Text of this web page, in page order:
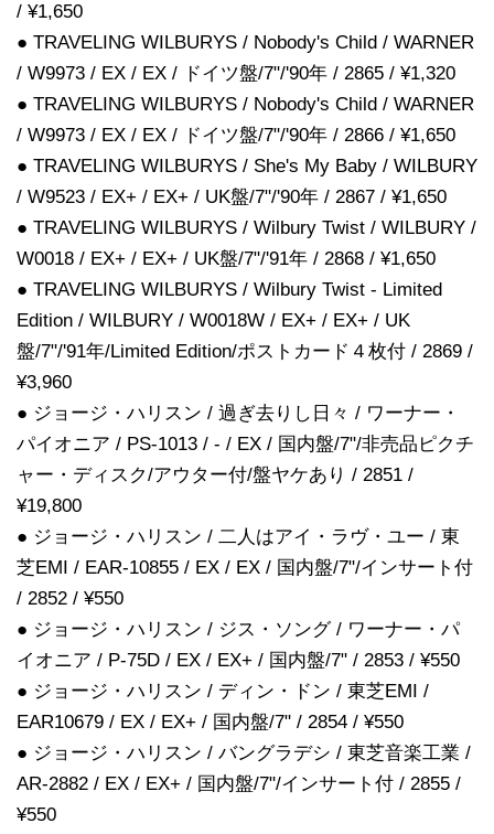
/ ¥1,650
● TRAVELING WILBURYS / Nobody's Child / WARNER
/ W9973 / EX / EX / ドイツ盤/7"/'90年 / 2865 / ¥1,320
● TRAVELING WILBURYS / Nobody's Child / WARNER
/ W9973 / EX / EX / ドイツ盤/7"/'90年 / 2866 / ¥1,650
● TRAVELING WILBURYS / She's My Baby / WILBURY
/ W9523 / EX+ / EX+ / UK盤/7"/'90年 / 2867 / ¥1,650
● TRAVELING WILBURYS / Wilbury Twist / WILBURY /
W0018 / EX+ / EX+ / UK盤/7"/'91年 / 2868 / ¥1,650
● TRAVELING WILBURYS / Wilbury Twist - Limited
Edition / WILBURY / W0018W / EX+ / EX+ / UK
盤/7"/'91年/Limited Edition/ポストカード４枚付 / 2869 /
¥3,960
● ジョージ・ハリスン / 過ぎ去りし日々 / ワーナー・
パイオニア / PS-1013 / - / EX / 国内盤/7"/非売品ピクチ
ャー・ディスク/アウター付/盤ヤケあり / 2851 /
¥19,800
● ジョージ・ハリスン / 二人はアイ・ラヴ・ユー / 東
芝EMI / EAR-10855 / EX / EX / 国内盤/7"/インサート付
/ 2852 / ¥550
● ジョージ・ハリスン / ジス・ソング / ワーナー・パ
イオニア / P-75D / EX / EX+ / 国内盤/7" / 2853 / ¥550
● ジョージ・ハリスン / ディン・ドン / 東芝EMI /
EAR10679 / EX / EX+ / 国内盤/7" / 2854 / ¥550
● ジョージ・ハリスン / バングラデシ / 東芝音楽工業 /
AR-2882 / EX / EX+ / 国内盤/7"/インサート付 / 2855 /
¥550